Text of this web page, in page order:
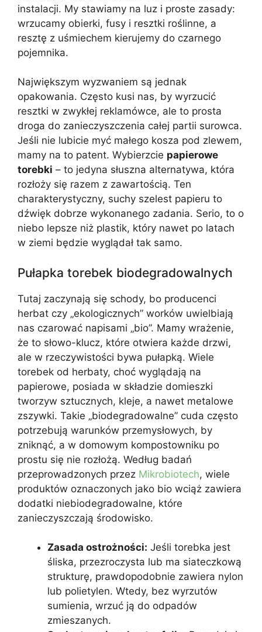
instalacji. My stawiamy na luz i proste zasady:
wrzucamy obierki, fusy i resztki roślinne, a
resztę z uśmiechem kierujemy do czarnego
pojemnika.
Największym wyzwaniem są jednak
opakowania. Często kusi nas, by wyrzucić
resztki w zwykłej reklamówce, ale to prosta
droga do zanieczyszczenia całej partii surowca.
Jeśli nie lubicie myć małego kosza pod zlewem,
mamy na to patent. Wybierzcie papierowe
torebki – to jedyna słuszna alternatywa, która
rozłoży się razem z zawartością. Ten
charakterystyczny, suchy szelest papieru to
dźwięk dobrze wykonanego zadania. Serio, to o
niebo lepsze niż plastik, który nawet po latach
w ziemi będzie wyglądał tak samo.
Pułapka torebek biodegradowalnych
Tutaj zaczynają się schody, bo producenci
herbat czy „ekologicznych” worków uwielbiają
nas czarować napisami „bio”. Mamy wrażenie,
że to słowo-klucz, które otwiera każde drzwi,
ale w rzeczywistości bywa pułapką. Wiele
torebek od herbaty, choć wyglądają na
papierowe, posiada w składzie domieszki
tworzyw sztucznych, kleje, a nawet metalowe
zszywki. Takie „biodegradowalne” cuda często
potrzebują warunków przemysłowych, by
zniknąć, a w domowym kompostowniku po
prostu się nie rozłożą. Według badań
przeprowadzonych przez Mikrobiotech, wiele
produktów oznaczonych jako bio wciąż zawiera
dodatki niebiodegradowalne, które
zanieczyszczają środowisko.
Zasada ostrożności: Jeśli torebka jest
śliska, przezroczysta lub ma siateczkową
strukturę, prawdopodobnie zawiera nylon
lub polietylen. Wtedy, bez wyrzutów
sumienia, wrzuć ją do odpadów
zmieszanych.